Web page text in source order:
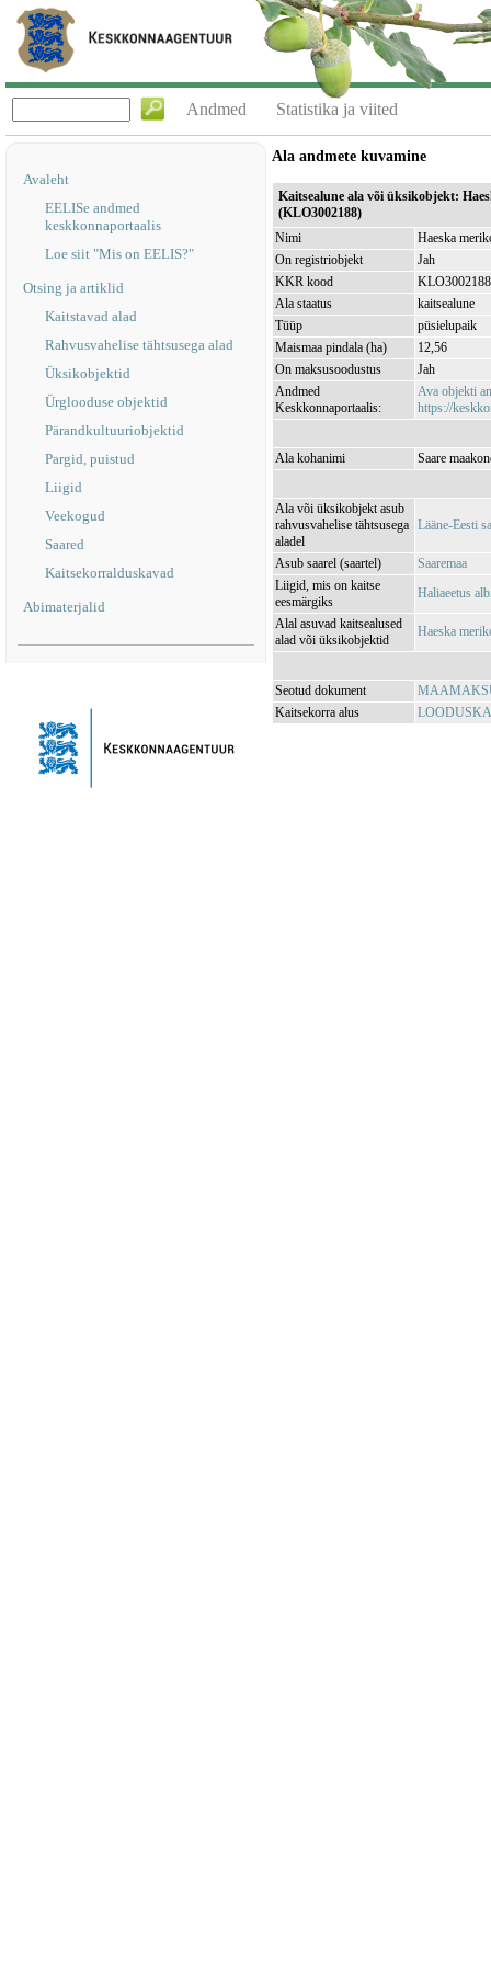
Andmed Statistika ja viited
Avaleht
EELISe andmed
keskkonnaportaalis
Loe siit "Mis on EELIS?"
Otsing ja artiklid
Kaitstavad alad
Rahvusvahelise tähtsusega alad
Üksikobjektid
Ürglooduse objektid
Pärandkultuuriobjektid
Pargid, puistud
Liigid
Veekogud
Saared
Kaitsekorralduskavad
Abimaterjalid
Ala andmete kuvamine
Kaitsealune ala või üksikobjekt:
(KLO3002188)
Nimi
Haeska
On registriobjekt
Jah
KKR kood
KLO3002188
Ala staatus
kaitsealune
Tüüp
püsielupaik
Maismaa pindala (ha)
12,56
On maksusoodustus
Jah
Andmed
Keskkonnaportaalis:
Ava objekti
https://
Ala kohanimi Saare
Ala või üksikobjekt asub
rahvusvahelise tähtsusega
aladel
Lääne-Eesti
Asub saarel (saartel)
Saaremaa
Liigid, mis on kaitse
eesmärgiks
Haliaeetus
Alal asuvad kaitsealused
alad või üksikobjektid
Haeska
Seotud dokument
Kaitsekorra alus